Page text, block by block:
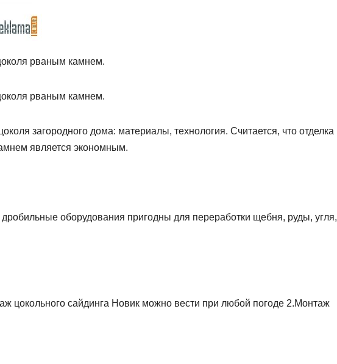
рваным камнем.
рваным камнем.
загородного дома: материалы, технология. Считается, что отделка
является экономным.
оборудования пригодны для переработки щебня, руды, угля,
цокольного сайдинга Новик можно вести при любой погоде 2.Монтаж